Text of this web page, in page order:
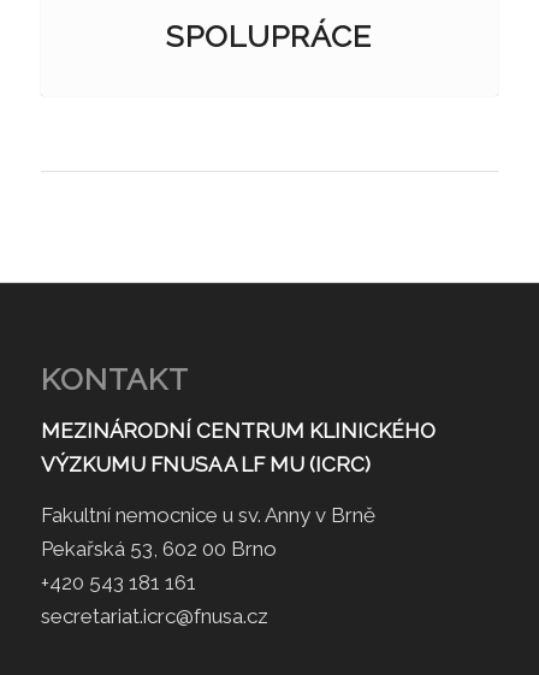
SPOLUPRÁCE
KONTAKT
MEZINÁRODNÍ CENTRUM KLINICKÉHO
VÝZKUMU FNUSA A LF MU (ICRC)
Fakultní nemocnice u sv. Anny v Brně
Pekařská 53, 602 00 Brno
+420 543 181 161
secretariat.icrc@fnusa.cz